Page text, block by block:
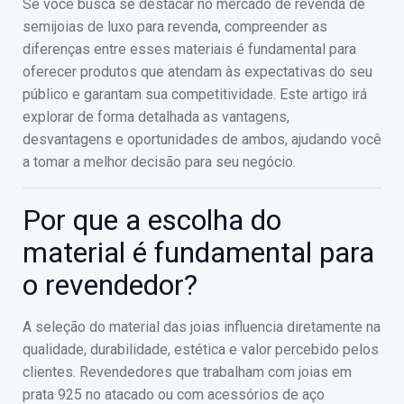
Se você busca se destacar no mercado de revenda de
semijoias de luxo para revenda, compreender as
diferenças entre esses materiais é fundamental para
oferecer produtos que atendam às expectativas do seu
público e garantam sua competitividade. Este artigo irá
explorar de forma detalhada as vantagens,
desvantagens e oportunidades de ambos, ajudando você
a tomar a melhor decisão para seu negócio.
Por que a escolha do
material é fundamental para
o revendedor?
A seleção do material das joias influencia diretamente na
qualidade, durabilidade, estética e valor percebido pelos
clientes. Revendedores que trabalham com joias em
prata 925 no atacado ou com acessórios de aço